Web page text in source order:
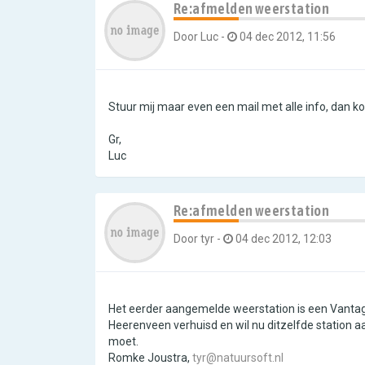
Re:afmelden weerstation
Door Luc - 04 dec 2012, 11:56
Stuur mij maar even een mail met alle info, dan
Gr,
Luc
Re:afmelden weerstation
Doortyr - 04 dec 2012, 12:03
Het eerder aangemelde weerstation is een
Heerenveen verhuisd en wil nu ditzelfde station
moet.
Romke Joustra, tyr@natuursoft.nl